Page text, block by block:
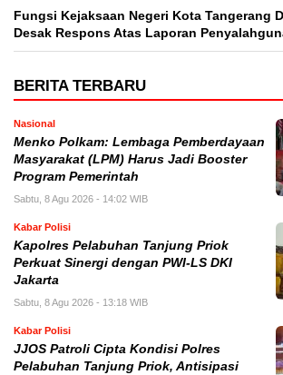
Fungsi Kejaksaan Negeri Kota Tangerang
Desak Respons Atas Laporan
BERITA TERBARU
Nasional
Menko Polkam: Lembaga Pemberdayaan
Masyarakat (LPM) Harus Jadi Booster
Program Pemerintah
Sabtu, 8 Agu 2026 - 14:02 WIB
Kabar Polisi
Kapolres Pelabuhan Tanjung Priok
Perkuat Sinergi dengan PWI-LS DKI
Jakarta
Sabtu, 8 Agu 2026 - 13:18 WIB
Kabar Polisi
JJOS Patroli Cipta Kondisi Polres
Pelabuhan Tanjung Priok, Antisipasi